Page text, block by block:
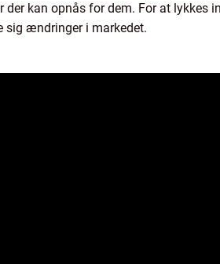
der kan opnås for dem. For at
sig ændringer i markedet.